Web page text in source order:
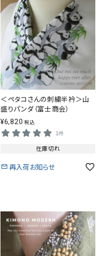
＜ペタコさんの刺繍半衿＞山
盛りパンダ（富士商会）
¥6,820 税込
1件
在庫切れ
再入荷お知らせ